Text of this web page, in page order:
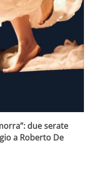
due serate
a Roberto De